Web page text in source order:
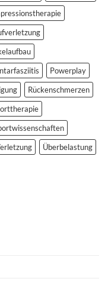
Powerplay
Rückenschmerzen
Überbelastung